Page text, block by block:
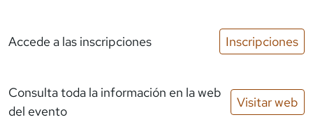
Accede a las inscripciones Inscripciones
Consulta toda la información en la web
del evento
Visitar web